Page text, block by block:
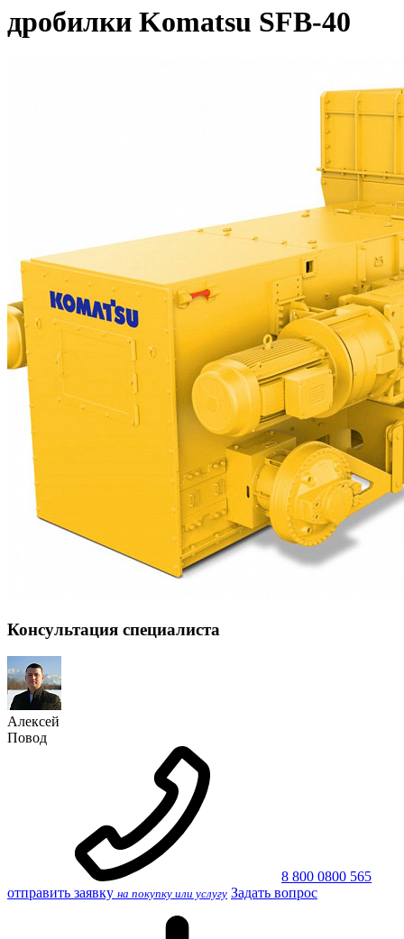
дробилки Komatsu SFB-40
Консультация специалиста
Алексей
Повод
8 800 0800 565
отправить заявку на покупку или услугу Задать вопрос